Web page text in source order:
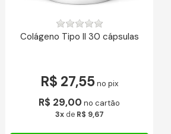
Colágeno Tipo II 30 cápsulas
R$ 27,55 no pix
R$ 29,00 no cartão
3xde R$ 9,67